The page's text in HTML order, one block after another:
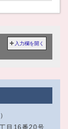
入力欄を開く
目16番20号